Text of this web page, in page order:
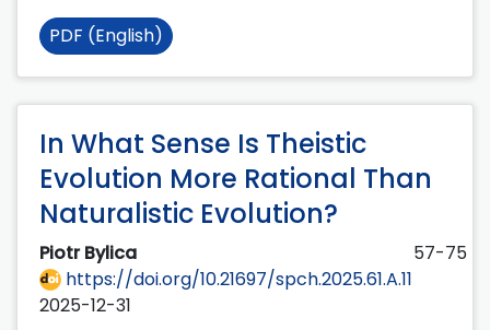
PDF (English)
In What Sense Is Theistic
Evolution More Rational Than
Naturalistic Evolution?
Piotr Bylica
57-75
https://doi.org/10.21697/spch.2025.61.A.11
2025-12-31